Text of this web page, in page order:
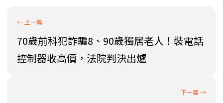
70歲前科犯詐騙8、90歲獨居老人！裝電話
控制器收高價，法院判決出爐